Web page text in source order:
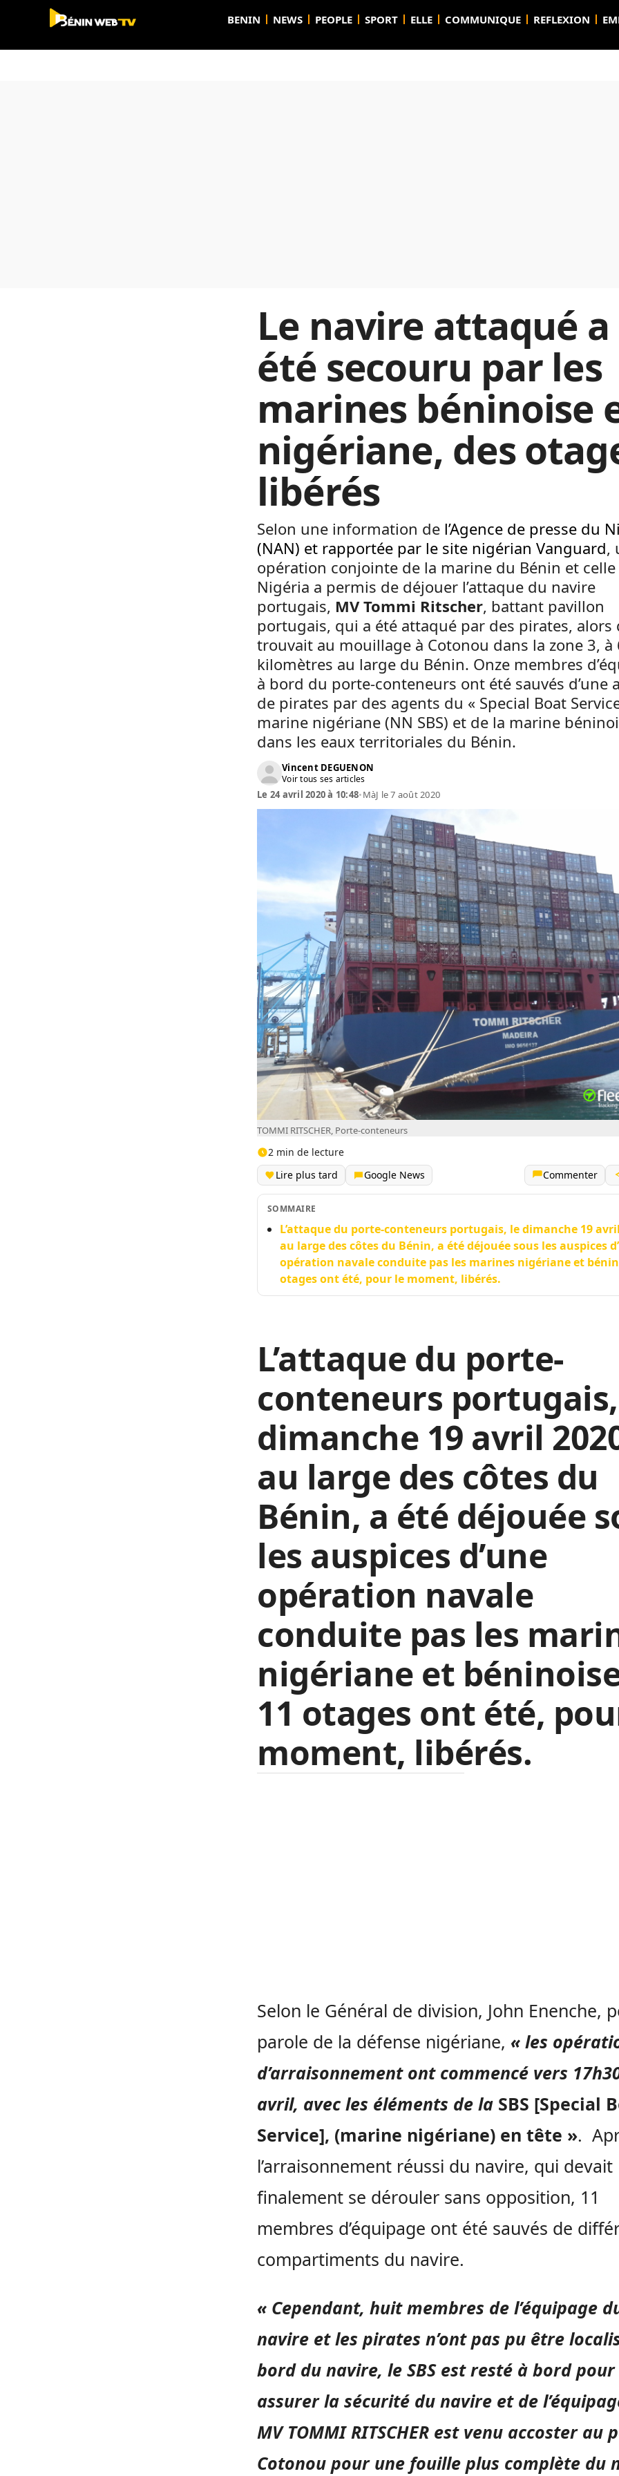
BENIN NEWS PEOPLE SPORT ELLE COMMUNIQUE REFLEXION
Le navire attaqué a
été secouru par les
marines béninoise
nigériane, des
libérés
Selon une information de l’Agence de presse du
(NAN) et rapportée par le site nigérian Vanguard,
opération conjointe de la marine du Bénin et celle
Nigéria a permis de déjouer l’attaque du navire
portugais, MVTommi Ritscher, battant pavillon
portugais, qui a été attaqué par des pirates, alors
trouvait au mouillage à Cotonou dans la zone 3, à
kilomètres au large du Bénin. Onze membres
à bord du porte-conteneurs ont été sauvés d’une
de pirates par des agents du « Special Boat
marine nigériane (NN SBS) et de la marine
dans les eaux territoriales du Bénin.
Vincent DEGUENON
Voir tous ses articles
Le 24 avril 2020 à 10:48•MàJ le 7 août 2020
TOMMI RITSCHER, Porte-conteneurs
2 min de lecture
Lire plus tard
Google News Commenter
SOMMAIRE
L’attaque du porte-conteneurs portugais, le dimanche 19
au large des côtes du Bénin, a été déjouée sous les auspices
opération navale conduite pas les marines nigériane et
otages ont été, pour le moment, libérés.
L’attaque du porte-
conteneurs
dimanche 19 avril
au large des côtes du
Bénin, a été déjouée
les auspices d’une
opération navale
conduite pas les
nigériane et
11 otages ont été,
moment, libérés.
Selon le Général de division, John Enenche,
parole de la défense nigériane, « les
d’arraisonnement ont commencé vers
avril, avec les éléments de la SBS [Special
Service], (marine nigériane) en tête ».
l’arraisonnement réussi du navire, qui devait
finalement se dérouler sans opposition, 11
membres d’équipage ont été sauvés de
compartiments du navire.
« Cependant, huit membres de l’équipage
navire et les pirates n’ont pas pu être
bord du navire, le SBS est resté à bord pour
assurer la sécurité du navire et de
MV TOMMI RITSCHER est venu accoster au
Cotonou pour une fouille plus complète du